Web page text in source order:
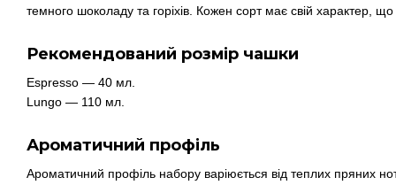
темного шоколаду та горіхів. Кожен сорт має свій характер,
Рекомендований розмір чашки
Espresso — 40 мл.
Lungo — 110 мл.
Ароматичний профіль
Ароматичний профіль набору варіюється від теплих пряних